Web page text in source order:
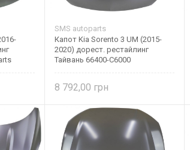
SMS autoparts
Капот Kia Sorento 3 UM (2015-
2020) дорест. рестайлинг
Тайвань 66400-C6000
8 792,00